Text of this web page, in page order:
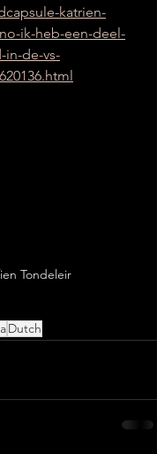
katrien-
ik-heb-een-deel-
in-de-vs-
Tondeleir
Dutch